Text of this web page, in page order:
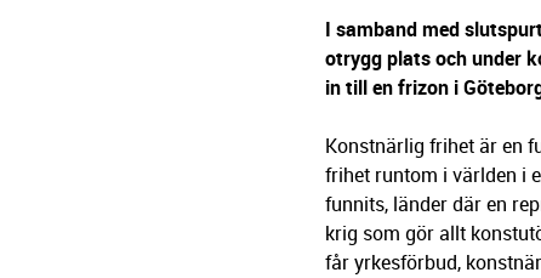
g
e
r
n
g
I samband med
otrygg plats och under
in till en frizon i
Konstnärlig frihet är en
frihet runtom i världen i
funnits, länder där en
krig som gör allt
får yrkesförbud,